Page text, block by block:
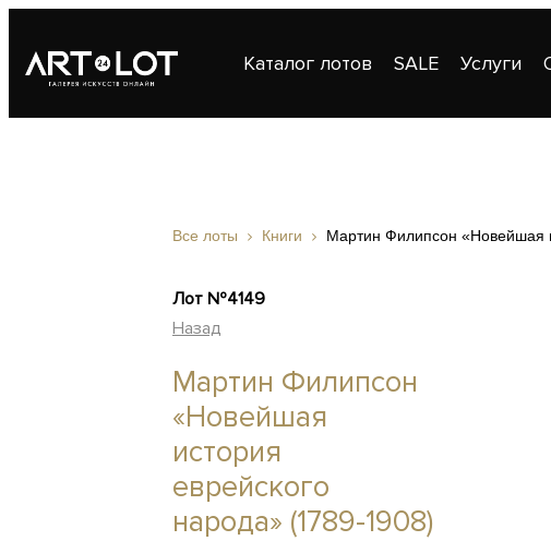
Каталог лотов SALE Услуги
Все лоты Книги Мартин Филипсон «Новейшая
Лот №4149
Назад
Мартин Филипсон
«Новейшая
история
еврейского
народа» (1789-1908)